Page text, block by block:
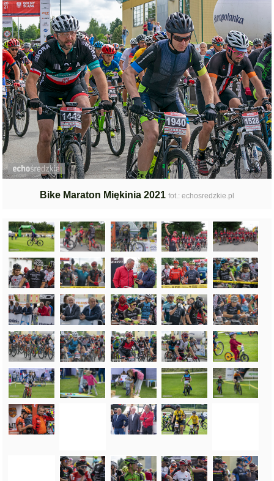
Bike Maraton Miękinia 2021 fot.: echosredzkie.pl